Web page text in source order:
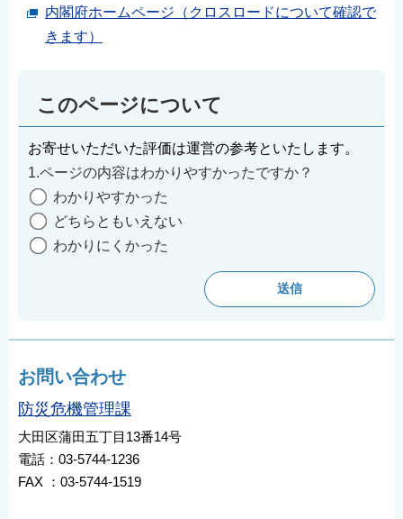
内閣府ホームページ（クロスロードについて確認で
きます）
このページについて
お寄せいただいた評価は運営の参考といたします。
1.ページの内容はわかりやすかったですか？
わかりやすかった
どちらともいえない
わかりにくかった
お問い合わせ
防災危機管理課
大田区蒲田五丁目13番14号
電話：03-5744-1236
FAX ：03-5744-1519